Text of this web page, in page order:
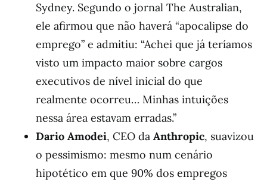
Sydney. Segundo o jornal The Australian,
ele afirmou que não haverá “apocalipse do
emprego” e admitiu: “Achei que já teríamos
visto um impacto maior sobre cargos
executivos de nível inicial do que
realmente ocorreu… Minhas intuições
nessa área estavam erradas.”
Dario Amodei, CEO da Anthropic, suavizou
o pessimismo: mesmo num cenário
hipotético em que 90% dos empregos